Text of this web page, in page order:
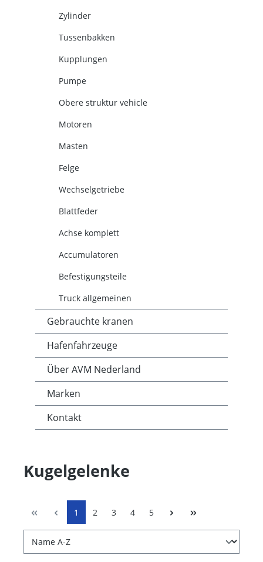
Zylinder
Tussenbakken
Kupplungen
Pumpe
Obere struktur vehicle
Motoren
Masten
Felge
Wechselgetriebe
Blattfeder
Achse komplett
Accumulatoren
Befestigungsteile
Truck allgemeinen
Gebrauchte kranen
Hafenfahrzeuge
Über AVM Nederland
Marken
Kontakt
Kugelgelenke
1 2 3 4 5